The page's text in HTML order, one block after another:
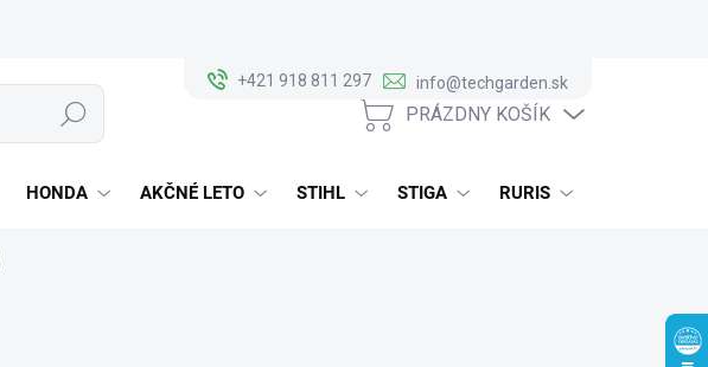
+421 918 811 297
info@techgarden.sk
Hľadať
NÁKUPNÝ
PRÁZDNY KOŠÍK
HONDA AKČNÉ LETO STIHL STIGA RURIS